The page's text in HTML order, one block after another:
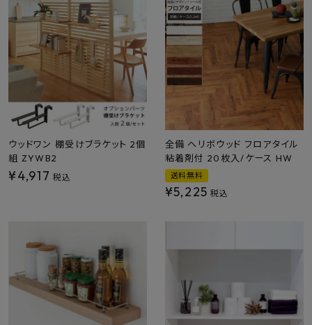
お問い合わせ
メルマガ登録
特定商取引法について
プライバシーポリシー
ウッドワン 棚受けブラケット 2個
組 ZYWB2
¥4,917 税込
全備 ヘリボウッド フロアタイル
粘着剤付 20枚入/ケース HW
送料無料
¥5,225 税込